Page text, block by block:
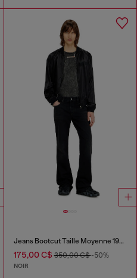
Jeans Bootcut Taille Moyenne 1998 D-Buck
175,00 C$350,00 C$-50%
NOIR